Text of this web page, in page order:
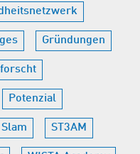
Gründungen
Potenzial
ST3AM